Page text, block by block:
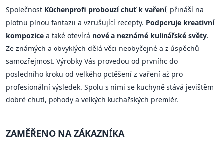
Společnost Küchenprofi probouzí chuť k vaření, přináší na
plotnu plnou fantazii a vzrušující recepty. Podporuje kreativní
kompozice a také otevírá nové a neznámé kulinářské světy.
Ze známých a obvyklých dělá věci neobyčejné a z úspěchů
samozřejmost. Výrobky Vás provedou od prvního do
posledního kroku od velkého potěšení z vaření až pro
profesionální výsledek. Spolu s nimi se kuchyně stává jevištěm
dobré chuti, pohody a velkých kuchařských premiér.
ZAMĚŘENO NA ZÁKAZNÍKA